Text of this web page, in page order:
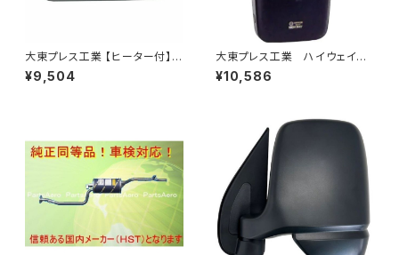
大東プレス工業 【ヒーター付】サ
イドミラー/バックミラーJ08 DI
-7Z
¥9,504
大東プレス工業 ハイウェイミ
ラー 800Rヒーター無 トラッ
¥10,586